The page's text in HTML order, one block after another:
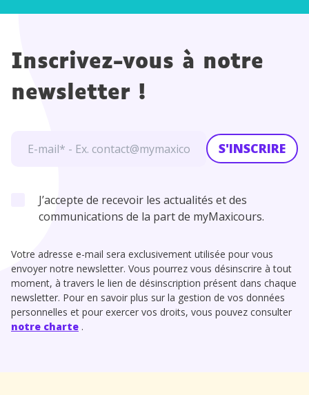
Inscrivez-vous à notre
newsletter !
S'INSCRIRE
J’accepte de recevoir les actualités et des
communications de la part de myMaxicours.
Votre adresse e-mail sera exclusivement utilisée pour vous
envoyer notre newsletter. Vous pourrez vous désinscrire à tout
moment, à travers le lien de désinscription présent dans chaque
newsletter. Pour en savoir plus sur la gestion de vos données
personnelles et pour exercer vos droits, vous pouvez consulter
notre charte .